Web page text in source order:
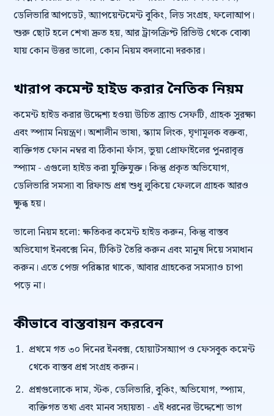
ডেলিভারি আপডেট, অ্যাপয়েন্টমেন্ট বুকিং, লিড সংগ্রহ, ফলোআপ।
শুরু ছোট হলে শেখা দ্রুত হয়, আর ট্রান্সক্রিপ্ট রিভিউ থেকে বোঝা
যায় কোন উত্তর ভালো, কোন নিয়ম বদলানো দরকার।
খারাপ কমেন্ট হাইড করার নৈতিক নিয়ম
কমেন্ট হাইড করার উদ্দেশ্য হওয়া উচিত ব্র্যান্ড সেফটি, গ্রাহক সুরক্ষা
এবং স্প্যাম নিয়ন্ত্রণ। অশালীন ভাষা, স্ক্যাম লিংক, ঘৃণামূলক বক্তব্য,
ব্যক্তিগত ফোন নম্বর বা ঠিকানা ফাঁস, ভুয়া প্রোফাইলের পুনরাবৃত্ত
স্প্যাম - এগুলো হাইড করা যুক্তিযুক্ত। কিন্তু প্রকৃত অভিযোগ,
ডেলিভারি সমস্যা বা রিফান্ড প্রশ্ন শুধু লুকিয়ে ফেললে গ্রাহক আরও
ক্ষুব্ধ হয়।
ভালো নিয়ম হলো: ক্ষতিকর কমেন্ট হাইড করুন, কিন্তু বাস্তব
অভিযোগ ইনবক্সে নিন, টিকিট তৈরি করুন এবং মানুষ দিয়ে সমাধান
করুন। এতে পেজ পরিষ্কার থাকে, আবার গ্রাহকের সমস্যাও চাপা
পড়ে না।
কীভাবে বাস্তবায়ন করবেন
প্রথমে গত ৩০ দিনের ইনবক্স, হোয়াটসঅ্যাপ ও ফেসবুক কমেন্ট
থেকে বাস্তব প্রশ্ন সংগ্রহ করুন।
প্রশ্নগুলোকে দাম, স্টক, ডেলিভারি, বুকিং, অভিযোগ, স্প্যাম,
ব্যক্তিগত তথ্য এবং মানব সহায়তা - এই ধরনের উদ্দেশ্যে ভাগ